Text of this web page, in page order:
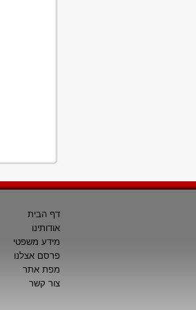
דף הבית
אודותינו
מידע משפטי
פרסם אצלנו
מפת אתר
צור קשר